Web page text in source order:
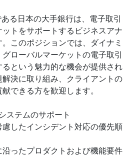
る日本の大手銀行は、電子取引
トをサポートするビジネスアナ
このポジションでは、ダイナミ
ローバルマーケットの電子取引
という魅力的な機会が提供され
決に取り組み、クライアントの
できる方を歓迎します。
ステムのサポート
したインシデント対応の優先順
ったプロダクトおよび機能要件